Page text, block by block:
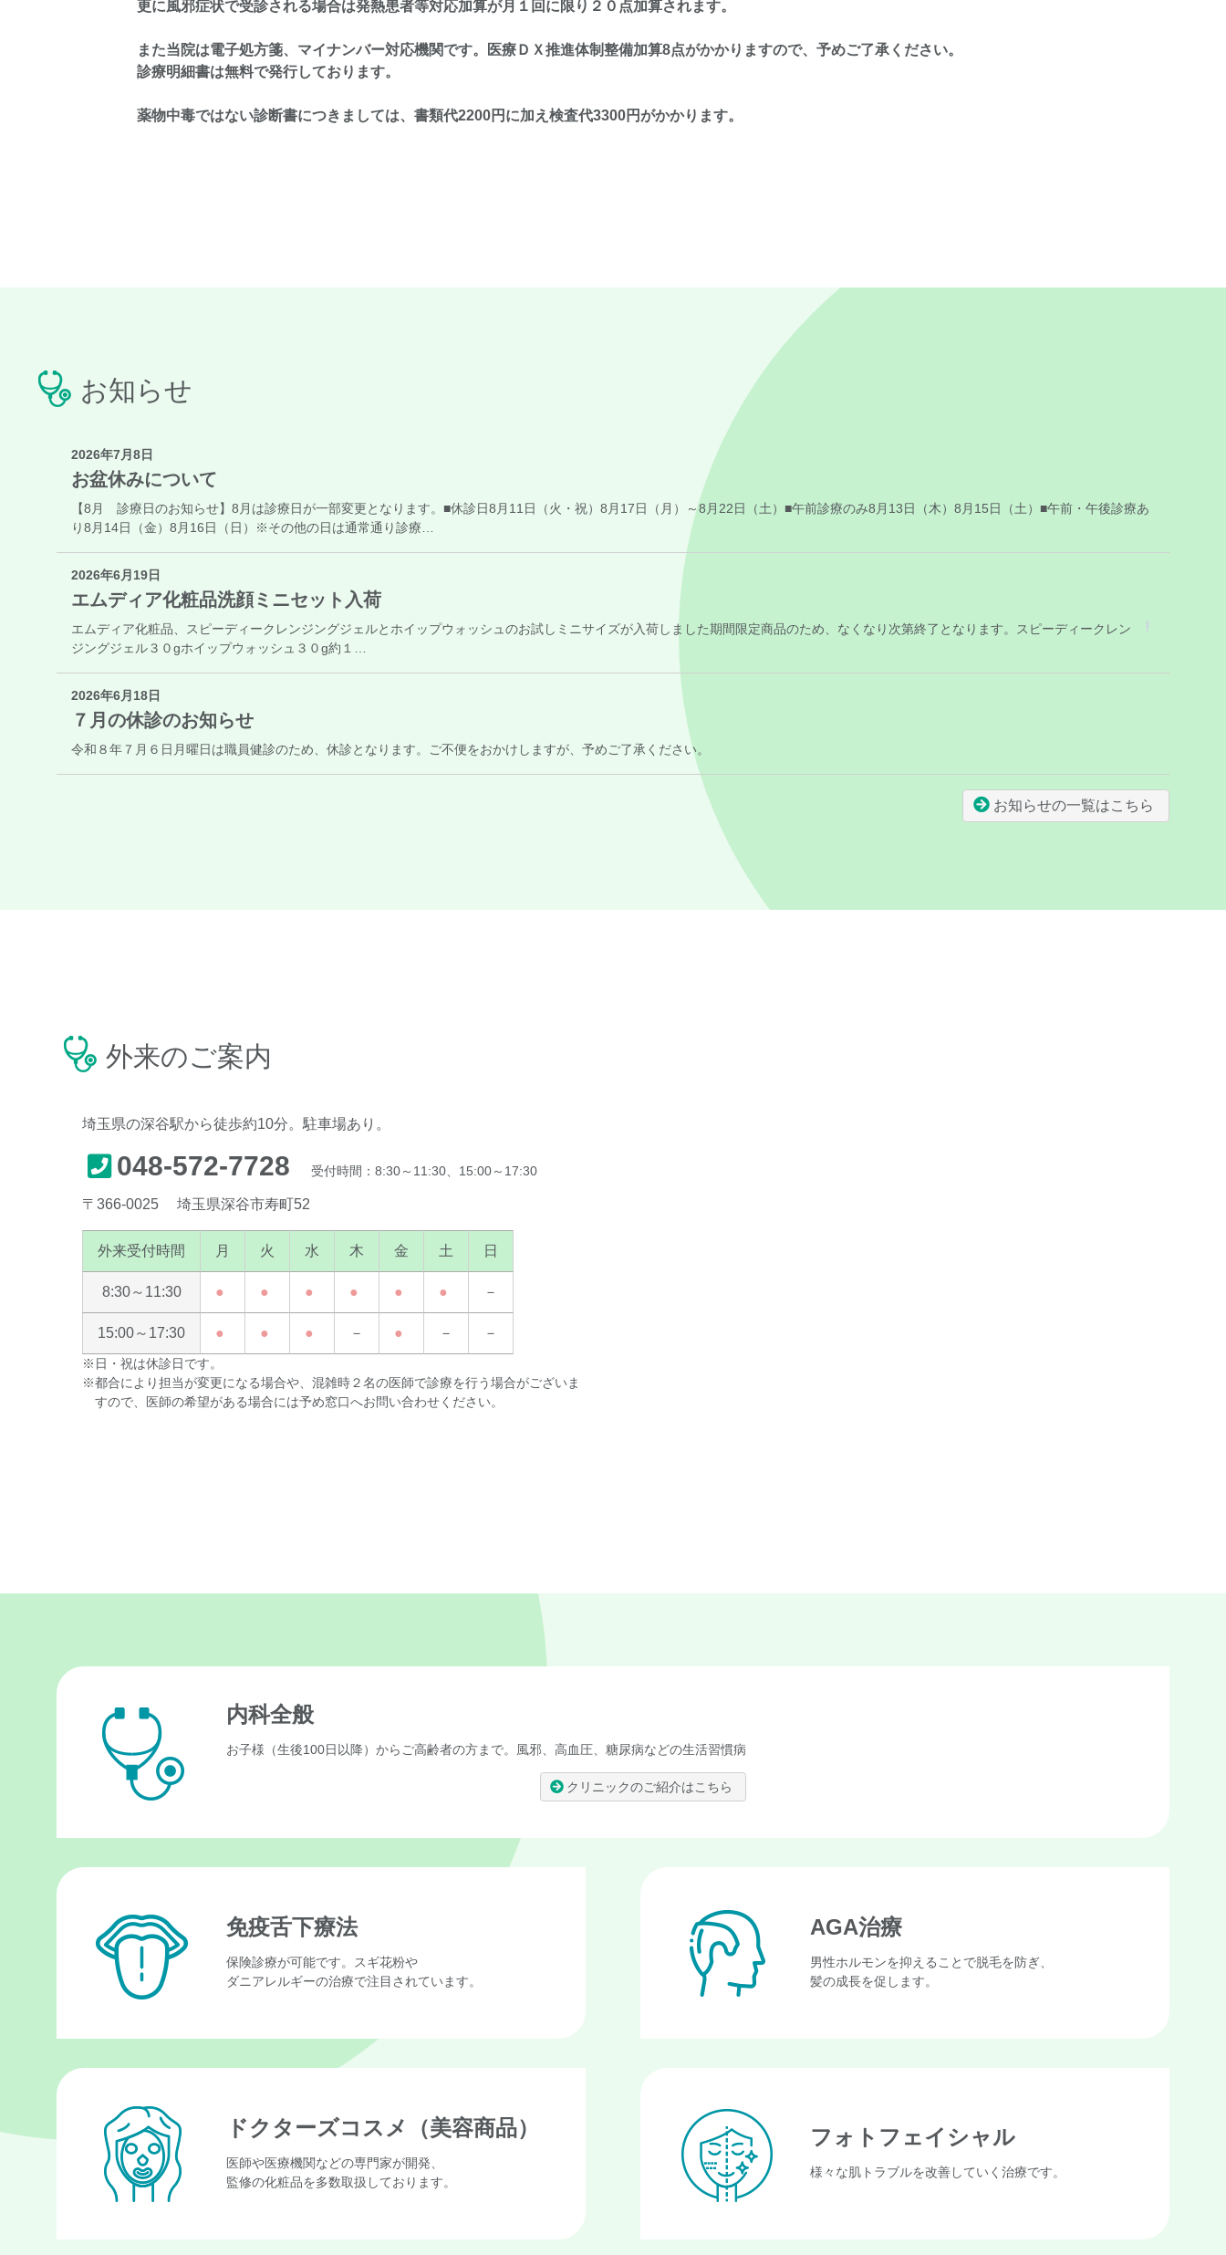
更に風邪症状で受診される場合は発熱患者等対応加算が月１回に限り２０点加算されます。
また当院は電子処方箋、マイナンバー対応機関です。医療ＤＸ推進体制整備加算8点がかかりますので、 予めご了承ください。
診療明細書は無料で発行しております。
薬物中毒ではない診断書につきましては、書類代2200円に加え検査代3300円がかかります。
お知らせ
2026年7月8日
お盆休みについて
【8月 診療日のお知らせ】8月は診療日が一部変更となります。■休診日8月11日（火・祝）8月17日（月）～8月22日（土）■午前診療のみ8月13日（木）8月15日（土）■午前・午後診療あ
り8月14日（金）8月16日（日）※その他の日は通常通り診療…
2026年6月19日
エムディア化粧品洗顔ミニセット入荷
エムディア化粧品、スピーディークレンジングジェルとホイップウォッシュのお試しミニサイズが入荷しました期間限定商品のため、なくなり次第終了となります。スピーディークレン
ジングジェル３０gホイップウォッシュ３０g約１…
2026年6月18日
７月の休診のお知らせ
令和８年７月６日月曜日は職員健診のため、休診となります。ご不便をおかけしますが、予めご了承ください。
お知らせの一覧はこちら
外来のご案内
埼玉県の深谷駅から徒歩約10分。駐車場あり。
048-572-7728 受付時間：8:30～11:30、15:00～17:30
〒366-0025 埼玉県深谷市寿町52
外来受付時間 月 火 水 木 金 土 日
8:30～11:30 ● ● ● ● ● ● －
15:00～17:30 ● ● ● － ● － －
※日・祝は休診日です。
※都合により担当が変更になる場合や、混雑時２名の医師で診療を行う場合がございま
すので、医師の希望がある場合には予め窓口へお問い合わせください。
内科全般
お子様（生後100日以降）からご高齢者の方まで。風邪、高血圧、糖尿病などの生活習慣病
クリニックのご紹介はこちら
免疫舌下療法
保険診療が可能です。スギ花粉や
ダニアレルギーの治療で注目されています。
AGA治療
男性ホルモンを抑えることで脱毛を防ぎ、
髪の成長を促します。
ドクターズコスメ（美容商品）
医師や医療機関などの専門家が開発、
監修の化粧品を多数取扱しております。
フォトフェイシャル
様々な肌トラブルを改善していく治療です。